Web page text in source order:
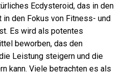
Ecdysteroid, das in den
den Fokus von Fitness- und
Es wird als potentes
beworben, das den
Leistung steigern und die
kann. Viele betrachten es als